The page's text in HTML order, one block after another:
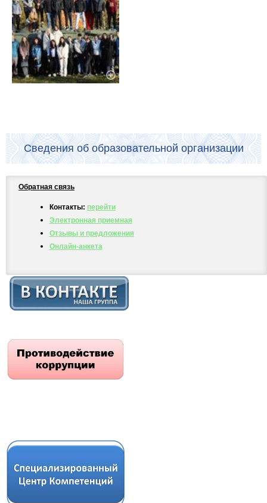
Сведения об образовательной организации
Обратная связь
Контакты: перейти
Электронная приемная
Отзывы и предложения
Онлайн-анкета